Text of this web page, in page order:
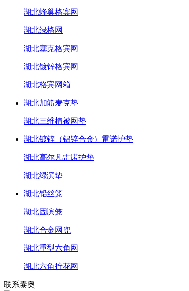
湖北蜂巢格宾网
湖北绿格网
湖北塞克格宾网
湖北镀锌格宾网
湖北格宾网箱
湖北加筋麦克垫
湖北三维植被网垫
湖北镀锌（铝锌合金）雷诺护垫
湖北高尔凡雷诺护垫
湖北绿滨垫
湖北铅丝笼
湖北固滨笼
湖北合金网兜
湖北重型六角网
湖北六角拧花网
联系泰奥